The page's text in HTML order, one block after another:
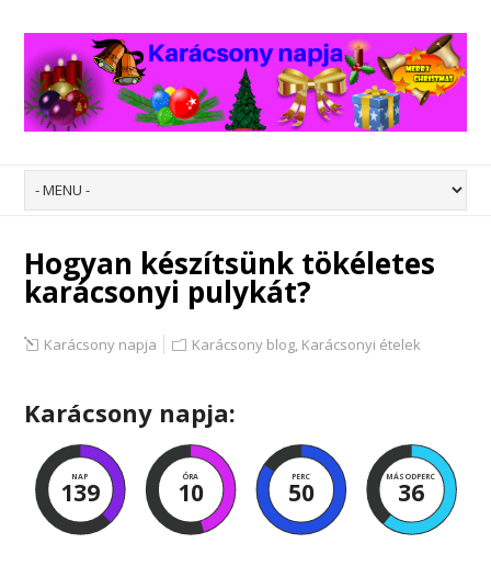
Hogyan készítsünk tökéletes
karácsonyi pulykát?
Karácsony napja Karácsony blog Karácsonyi ételek
Karácsony napja:
NAP
139
ÓRA
10
PERC
50
MÁSODPERC
35